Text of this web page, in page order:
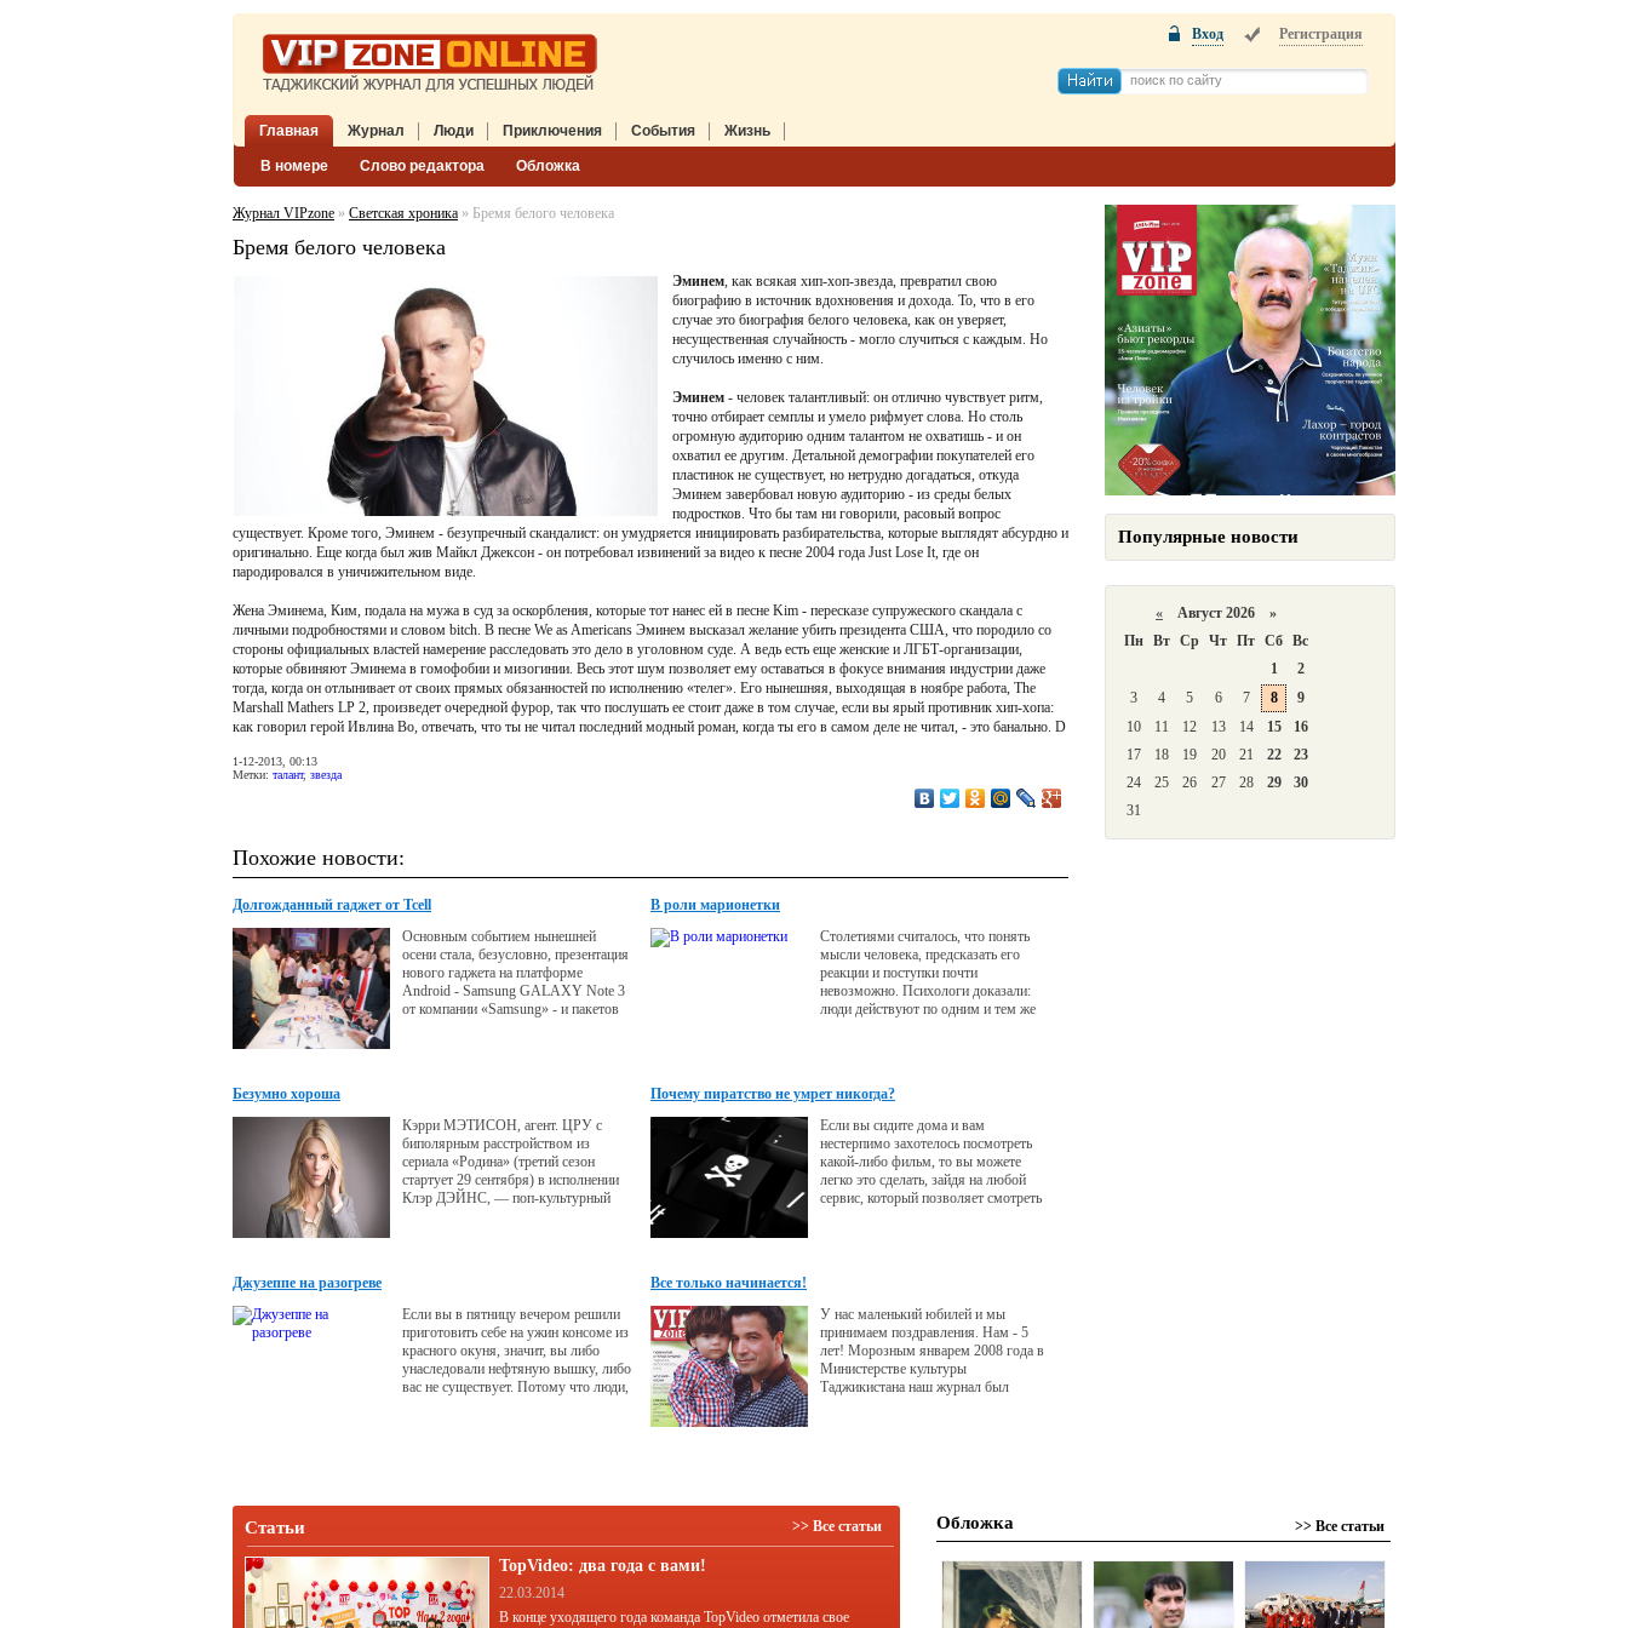
Главная Журнал
В номере Слово редактора Обложка
Люди Приключения События Жизнь
Вход Регистрация
Журнал VIPzone » Светская хроника » Бремя белого человека
Бремя белого человека
Эминем, как всякая хип-хоп-звезда, превратил свою
биографию в источник вдохновения и дохода. То, что в его
случае это биография белого человека, как он уверяет,
несущественная случайность - могло случиться с каждым. Но
случилось именно с ним.
Эминем - человек талантливый: он отлично чувствует ритм,
точно отбирает семплы и умело рифмует слова. Но столь
огромную аудиторию одним талантом не охватишь - и он
охватил ее другим. Детальной демографии покупателей его
пластинок не существует, но нетрудно догадаться, откуда
Эминем завербовал новую аудиторию - из среды белых
подростков. Что бы там ни говорили, расовый вопрос
существует. Кроме того, Эминем - безупречный скандалист: он умудряется инициировать разбирательства, которые выглядят абсурдно и
оригинально. Еще когда был жив Майкл Джексон - он потребовал извинений за видео к песне 2004 года Just Lose It, где он
пародировался в уничижительном виде.
Жена Эминема, Ким, подала на мужа в суд за оскорбления, которые тот нанес ей в песне Kim - пересказе супружеского скандала с
личными подробностями и словом bitch. В песне We as Americans Эминем высказал желание убить президента США, что породило со
стороны официальных властей намерение расследовать это дело в уголовном суде. А ведь есть еще женские и ЛГБТ-организации,
которые обвиняют Эминема в гомофобии и мизогинии. Весь этот шум позволяет ему оставаться в фокусе внимания индустрии даже
тогда, когда он отлынивает от своих прямых обязанностей по исполнению «телег». Его нынешняя, выходящая в ноябре работа, The
Marshall Mathers LP 2, произведет очередной фурор, так что послушать ее стоит даже в том случае, если вы ярый противник хип-хопа:
как говорил герой Ивлина Во, отвечать, что ты не читал последний модный роман, когда ты его в самом деле не читал, - это банально. D
1-12-2013, 00:13
Метки: талант, звезда
Похожие новости:
Долгожданный гаджет от Tcell
Основным событием нынешней
осени стала, безусловно, презентация
нового гаджета на платформе
Android - Samsung GALAXY Note 3
от компании «Samsung» - и пакетов
В роли марионетки
Столетиями считалось, что понять
мысли человека, предсказать его
реакции и поступки почти
невозможно. Психологи доказали:
люди действуют по одним и тем же
Безумно хороша
Кэрри МЭТИСОН, агент. ЦРУ с
биполярным расстройством из
сериала «Родина» (третий сезон
стартует 29 сентября) в исполнении
Клэр ДЭЙНС, — поп-культурный
Почему пиратство не умрет никогда?
Если вы сидите дома и вам
нестерпимо захотелось посмотреть
какой-либо фильм, то вы можете
легко это сделать, зайдя на любой
сервис, который позволяет смотреть
Джузеппе на разогреве
Если вы в пятницу вечером решили
приготовить себе на ужин консоме из
красного окуня, значит, вы либо
унаследовали нефтяную вышку, либо
вас не существует. Потому что люди,
Все только начинается!
У нас маленький юбилей и мы
принимаем поздравления. Нам - 5
лет! Морозным январем 2008 года в
Министерстве культуры
Таджикистана наш журнал был
журнал для успешных людей на
русском языке с иностранным
названием VIPzone.
Популярные новости
« Август 2026 »
Пн Вт Ср Чт Пт Сб Вс
1
2
3
4 5 6 7 8
9
10
11 12 13 14 15
16
17
18 19 20 21 22
23
24
25 26 27 28 29
30
31
Статьи >> Все статьи
TopVideo: два года с вами!
22.03.2014
В конце уходящего года команда TopVideo отметила свое
Обложка >> Все статьи